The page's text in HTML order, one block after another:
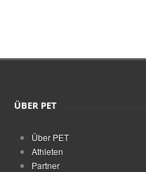
ÜBER PET
Über PET
Athleten
Partner